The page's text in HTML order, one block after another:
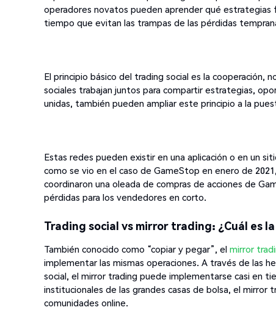
operadores novatos pueden aprender qué estrategias
tiempo que evitan las trampas de las pérdidas
El principio básico del trading social es la
sociales trabajan juntos para compartir estrategias,
unidas, también pueden ampliar este principio a la
Estas redes pueden existir en una aplicación o en un
como se vio en el caso de GameStop en enero de
coordinaron una oleada de compras de acciones de
pérdidas para los vendedores en corto.
Trading social vs mirror trading: ¿Cuál es
También conocido como “copiar y pegar”, el mirror
implementar las mismas operaciones. A través de las
social, el mirror trading puede implementarse casi en
institucionales de las grandes casas de bolsa, el mirror
comunidades online.